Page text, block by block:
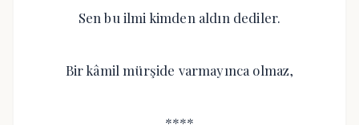
Sen bu ilmi kimden aldın dediler.
Bir kâmil mürşide varmayınca olmaz,